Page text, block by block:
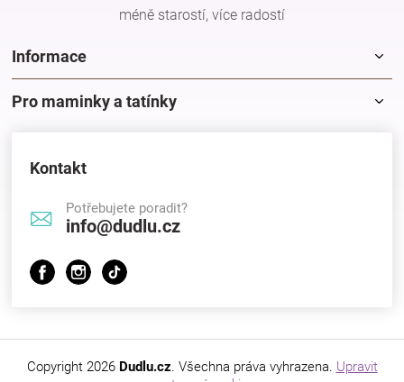
méně starostí, více radostí
Informace
Pro maminky a tatínky
Kontakt
Potřebujete poradit?
info@dudlu.cz
Copyright 2026 Dudlu.cz. Všechna práva vyhrazena. Upravit